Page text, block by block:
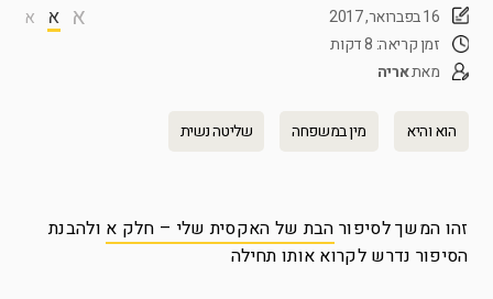
א א א
16 בפברואר, 2017
זמן קריאה: 8 דקות
מאתאריה
הוא והיא מין במשפחה שליטה נשית
זהו המשך לסיפור הבת של האקסית שלי – חלק א ולהבנת
הסיפור נדרש לקרוא אותו תחילה